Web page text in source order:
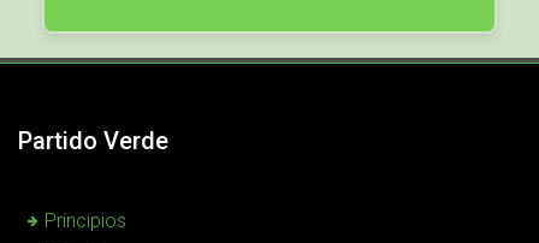
Partido Verde
Principios